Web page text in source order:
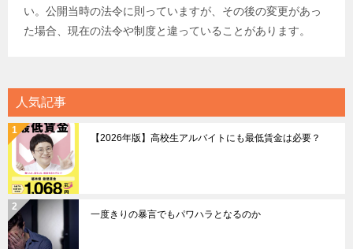
い。公開当時の法令に則っていますが、その後の変更があっ
た場合、現在の法令や制度と違っていることがあります。
人気記事
【2026年版】高校生アルバイトにも最低賃金は必要？
一度きりの暴言でもパワハラとなるのか